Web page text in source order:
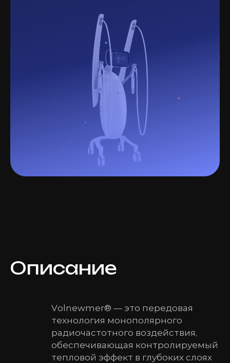
Описание
Volnewmer® — это передовая
технология монополярного
радиочастотного воздействия,
обеспечивающая контролируемый
тепловой эффект в глубоких слоях